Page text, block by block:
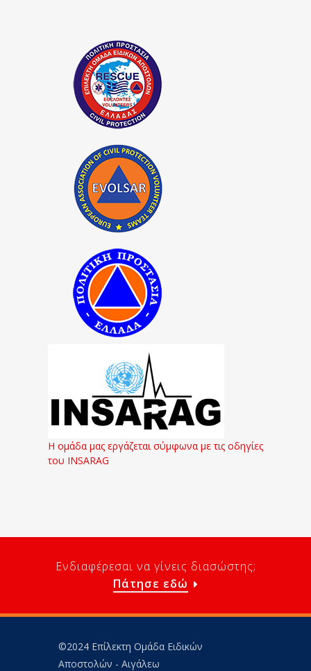
Η ομάδα μας εργάζεται σύμφωνα με τις οδηγίες
του INSARAG
Ενδιαφέρεσαι να γίνεις διασώστης;
Πάτησε εδώ
©2024 Επίλεκτη Ομάδα Ειδικών
Αποστολών - Αιγάλεω